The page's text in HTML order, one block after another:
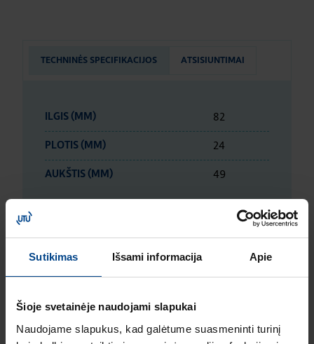
Sutikimas Išsami informacija Apie
Šioje svetainėje naudojami slapukai
Naudojame slapukus, kad galėtume suasmeninti turinį
TECHNINĖS SPECIFIKACIJOS ATSISIUNTIMAI
ILGIS (MM) 82
PLOTIS (MM) 24
AUKŠTIS (MM) 49